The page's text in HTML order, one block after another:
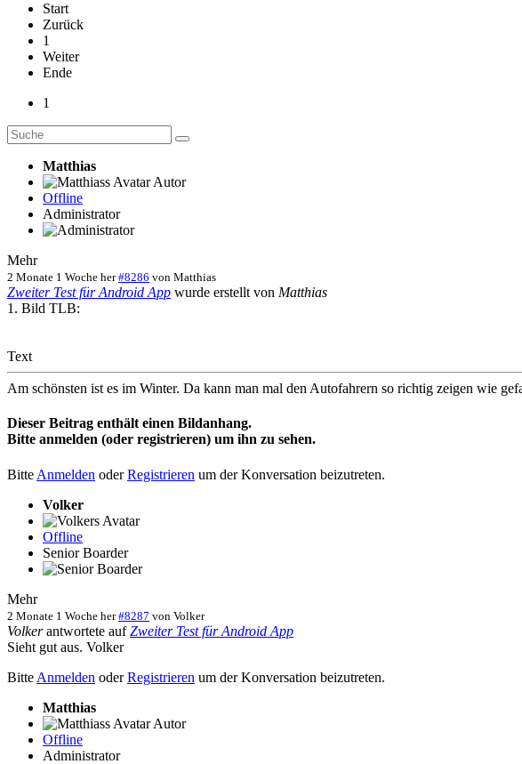
Start
Zurück
1
Weiter
Ende
1
Matthias
Autor
Offline
Administrator
Mehr
2 Monate 1 Woche her #8286 von Matthias
Zweiter Test für Android App wurde erstellt von Matthias
1. Bild TLB:
Text
Am schönsten ist es im Winter. Da kann man mal den Autofahrern so richtig zeigen wie
Dieser Beitrag enthält einen Bildanhang.
Bitte anmelden (oder registrieren) um ihn zu sehen.
Bitte Anmelden oderRegistrieren um der Konversation beizutreten.
Volker
Offline
Senior Boarder
Mehr
2 Monate 1 Woche her #8287 von Volker
Volkerantwortete aufZweiter Test für Android App
Sieht gut aus. Volker
Bitte Anmelden oderRegistrieren um der Konversation beizutreten.
Matthias
Autor
Offline
Administrator